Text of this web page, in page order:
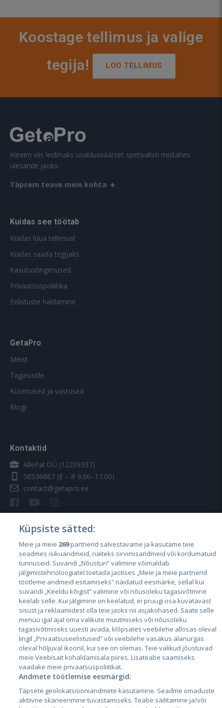
Koostage tellimus ja valige
tegija!
LOO TELLIMUS
Kiireim viis leidmaks usaldusväärset spetsialisti mistahes
ülesande jaoks.
Täpsem teave meie kohta
Kuidas see töötab
Kuidas luua tellimust
Kuidas saada tegijaks
Kasutustingimused
Privaatsuspoliitika
Eelistuste haldamine
GetaPro
Meist
Tagasiside
Küsimused ja vastused
Blogi
Kontaktid
AllePal OÜ (12209337)
58536867 (E – R 9.00–17.00)
contact@getapro.ee
Riigid
Eesti
Läti
Leedu
City24.lv
City24.ee
CVbankas.lt
Kainos.lt
Küpsiste sätted:
Meie ja meie 269partnerid salvestavame ja kasutame teie
seadmes isikuandmeid, näiteks sirvimisandmeid või kordumatuid
tunnuseid. Suvandi „Nõustun” valimine võimaldab
jälgimistehnoloogiatel toetada jaotises „Meie ja meie partnerid
töötleme andmeid esitamiseks” näidatud eesmärke, sellal kui
suvandi „Keeldu kõigist” valimine või nõusoleku tagasivõtmine
keelab selle. Kui jälgimine on keelatud, ei pruugi osa kuvatavast
sisust ja reklaamidest olla teie jaoks nii asjakohased. Saate selle
menüü igal ajal oma valikute muutmiseks või nõusoleku
tagasivõtmiseks uuesti avada, klõpsates veebilehe allosas oleval
lingil „Privaatsuseelistused” või veebilehe vasakus alanurgas
oleval hõljuval ikoonil, kui see on olemas. Teie valikud jõustuvad
meie Veebisait kohaldamisala piires. Lisateabe saamiseks
vaadake meie privaatsuspoliitikat.
Andmete töötlemise eesmärgid:
Täpsete geolokatsiooniandmete kasutamine. Seadme omaduste
aktiivne skaneerimine tuvastamiseks. Teabe säilitamine ja/või